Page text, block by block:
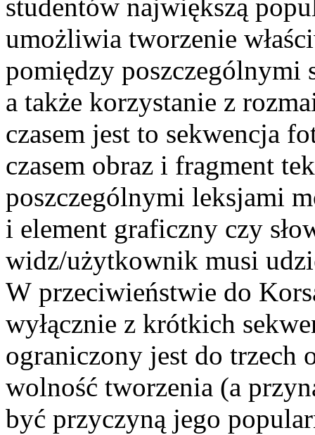
studentów największą
umożliwia tworzenie
pomiędzy
a także korzystanie z
czasem jest to sekwencja
czasem obraz i fragment
poszczególnymi leksjami
i element graficzny czy
widz/użytkownik musi
W przeciwieństwie do
wyłącznie z krótkich
ograniczony jest do trzech
wolność tworzenia (a
być przyczyną jego